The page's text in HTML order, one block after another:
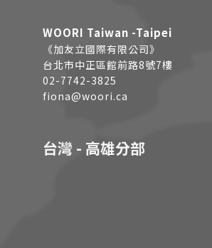
WOORI Taiwan -Taipei
《加友立國際有限公司》
台北市中正區館前路8號7樓
02-7742-3825
fiona@woori.ca
台灣 - 高雄分部